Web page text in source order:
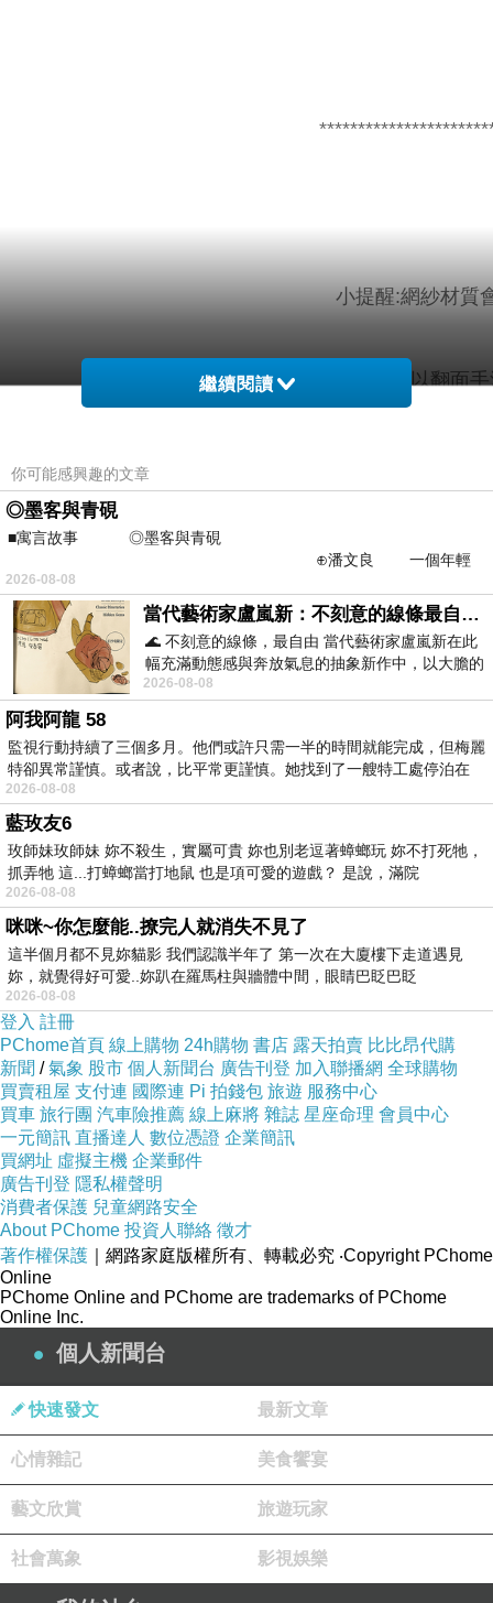
小提醒:網紗材質
深色衣物建議單獨洗滌，以翻面
材質 色 配
酯纖
維，
性
2
無
繼續閱讀
你可能感興趣的文章
◎墨客與青硯
■寓言故事 ◎墨客與青硯
⊕潘文良 一個年輕
的墨客，在京城的古玩肆裡
2026-08-08
當代藝術家盧嵐新：不刻意的線條最自由，讓色彩流動、筆觸自己說話
🌊 不刻意的線條，最自由 當代藝術家盧嵐新在此
幅充滿動態感與奔放氣息的抽象新作中，以大膽的
藍色顏料在白色畫布上揮灑、壓印與流淌
2026-08-08
阿我阿龍 58
監視行動持續了三個多月。他們或許只需一半的時間就能完成，但梅麗
特卻異常謹慎。或者說，比平常更謹慎。她找到了一艘特工處停泊在
2026-08-08
藍玫友6
玫師妹玫師妹 妳不殺生，實屬可貴 妳也別老逗著蟑螂玩 妳不打死牠，
抓弄牠 這...打蟑螂當打地鼠 也是項可愛的遊戲？ 是說，滿院
2026-08-08
咪咪~你怎麼能..撩完人就消失不見了
這半個月都不見妳貓影 我們認識半年了 第一次在大廈樓下走道遇見
妳，就覺得好可愛..妳趴在羅馬柱與牆體中間，眼睛巴眨巴眨
2026-08-08
登入 註冊
PChome首頁 線上購物 24h購物 書店 露天拍賣 比比昂代購
新聞 /氣象 股市 個人新聞台 廣告刊登 加入聯播網 全球購物
買賣租屋 支付連 國際連 Pi 拍錢包 旅遊 服務中心
買車 旅行團 汽車險推薦 線上麻將 雜誌 星座命理 會員中心
一元簡訊 直播達人 數位憑證 企業簡訊
買網址 虛擬主機 企業郵件
廣告刊登 隱私權聲明
消費者保護 兒童網路安全
About PChome 投資人聯絡 徵才
著作權保護 ｜網路家庭版權所有、轉載必究 ‧Copyright PChome
Online
PChome Online and PChome are trademarks of PChome
Online Inc.
個人新聞台
快速發文 最新文章
心情雜記 美食饗宴
藝文欣賞 旅遊玩家
社會萬象 影視娛樂